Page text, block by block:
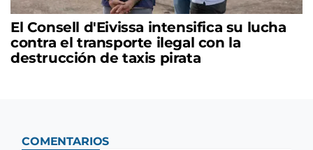
El Consell d'Eivissa intensifica su lucha
contra el transporte ilegal con la
destrucción de taxis pirata
COMENTARIOS